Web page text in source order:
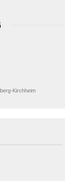
Kirchheim